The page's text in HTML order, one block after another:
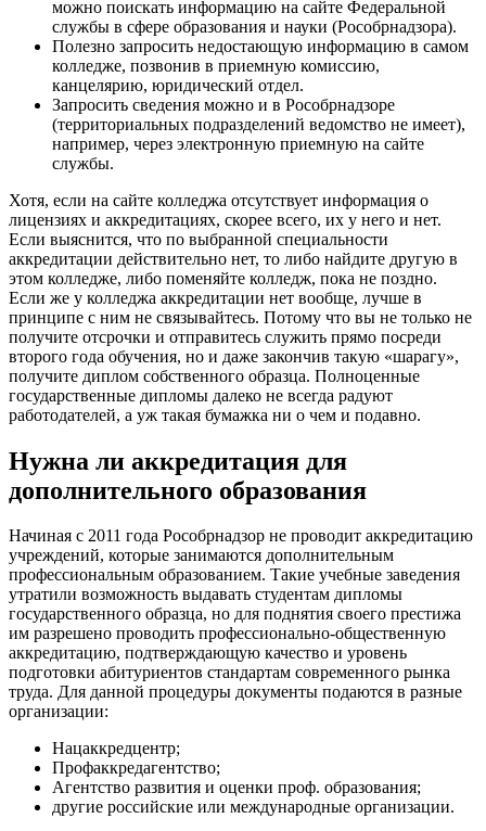
можно поискать информацию на сайте Федеральной
службы в сфере образования и науки (Рособрнадзора).
Полезно запросить недостающую информацию в самом
колледже, позвонив в приемную комиссию,
канцелярию, юридический отдел.
Запросить сведения можно и в Рособрнадзоре
(территориальных подразделений ведомство не имеет),
например, через электронную приемную на сайте
службы.
Хотя, если на сайте колледжа отсутствует информация о
лицензиях и аккредитациях, скорее всего, их у него и нет.
Если выяснится, что по выбранной специальности
аккредитации действительно нет, то либо найдите другую в
этом колледже, либо поменяйте колледж, пока не поздно.
Если же у колледжа аккредитации нет вообще, лучше в
принципе с ним не связывайтесь. Потому что вы не только не
получите отсрочки и отправитесь служить прямо посреди
второго года обучения, но и даже закончив такую «шарагу»,
получите диплом собственного образца. Полноценные
государственные дипломы далеко не всегда радуют
работодателей, а уж такая бумажка ни о чем и подавно.
Нужна ли аккредитация для
дополнительного образования
Начиная с 2011 года Рособрнадзор не проводит аккредитацию
учреждений, которые занимаются дополнительным
профессиональным образованием. Такие учебные заведения
утратили возможность выдавать студентам дипломы
государственного образца, но для поднятия своего престижа
им разрешено проводить профессионально-общественную
аккредитацию, подтверждающую качество и уровень
подготовки абитуриентов стандартам современного рынка
труда. Для данной процедуры документы подаются в разные
организации:
Нацаккредцентр;
Профаккредагентство;
Агентство развития и оценки проф. образования;
другие российские или международные организации.